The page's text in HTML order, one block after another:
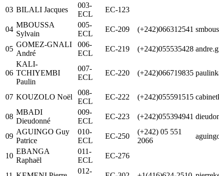
03 BILALI Jacques
003-
ECL
EC-123
04
MBOUSSA
Sylvain
005-
ECL
EC-209 (+242)066312541
05
GOMEZ-GNALI
André
006-
ECL
EC-219 (+242)055535428
06
KALI-
TCHIYEMBI
Paulin
007-
ECL
EC-220 (+242)066719835
07 KOUZOLO Noël
008-
ECL
EC-222 (+242)055591515
08
MBADI
Dieudonné
009-
ECL
EC-223 (+242)055394941
09
AGUINGO Guy
Patrice
010-
ECL
EC-250
(+242) 05 551
2066
10
EBANGA
Raphaël
011-
ECL
EC-276
012-